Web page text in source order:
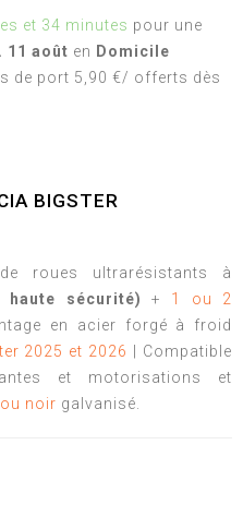
et 34 minutes pour une
11 août en Domicile
de port 5,90 €/ offerts dès
BIGSTER
roues ultrarésistants à
haute sécurité) + 1 ou 2
en acier forgé à froid
2025 et 2026
| Compatible
et motorisations et
noir galvanisé.